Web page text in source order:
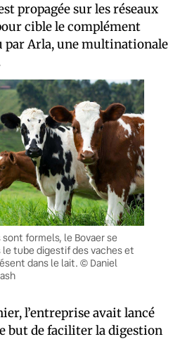
propagée sur les réseaux
cible le complément
par Arla, une multinationale
formels, le Bovaer se
le tube digestif des vaches et
dans le lait. © Daniel
l’entreprise avait lancé
but de faciliter la digestion